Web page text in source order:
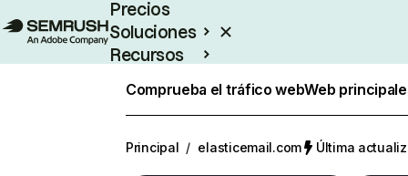
Precios
Soluciones
Recursos
Comprueba el tráfico webWeb
Principal / elasticemail.com Última